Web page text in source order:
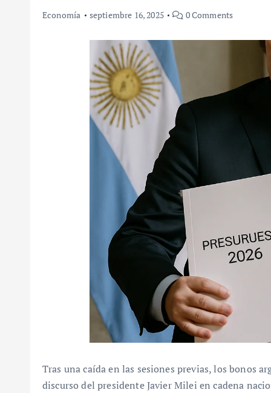
Economía septiembre 16, 2025 0 Comments
Tras una caída en las sesiones previas, los bonos
discurso del presidente Javier Milei en cadena